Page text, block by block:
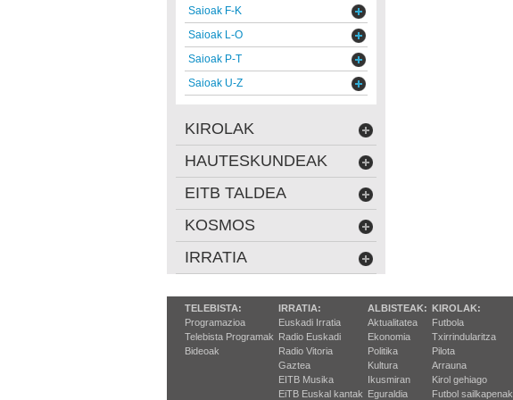
Saioak F-K
Saioak L-O
Saioak P-T
Saioak U-Z
KIROLAK
HAUTESKUNDEAK
EITB TALDEA
KOSMOS
IRRATIA
TELEBISTA:
Programazioa
Telebista Programak
Bideoak
IRRATIA:
Euskadi Irratia
Radio Euskadi
Radio Vitoria
Gaztea
EITB Musika
EiTB Euskal kantak
ALBISTEAK:
Aktualitatea
Ekonomia
Politika
Kultura
Ikusmiran
Eguraldia
KIROLAK:
Futbola
Txirrindularitza
Pilota
Arrauna
Kirol gehiago
Futbol sailkapenak